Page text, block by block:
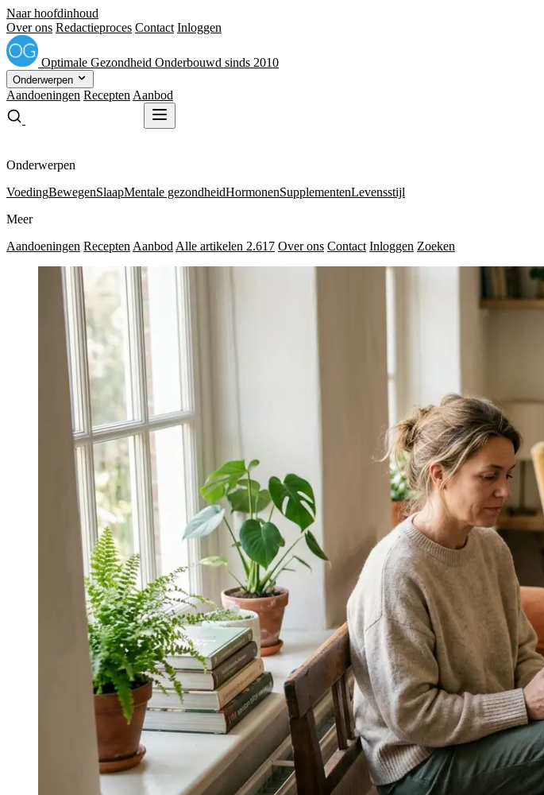
Naar hoofdinhoud
Over ons Redactieproces Contact Inloggen
Optimale Gezondheid Onderbouwd sinds 2010
Onderwerpen
Aandoeningen Recepten Aanbod
Onderwerpen
VoedingBewegenSlaapMentale gezondheidHormonenSupplementenLevensstijl
Meer
Aandoeningen Recepten Aanbod Alle artikelen 2.617 Over ons Contact Inloggen Zoeken